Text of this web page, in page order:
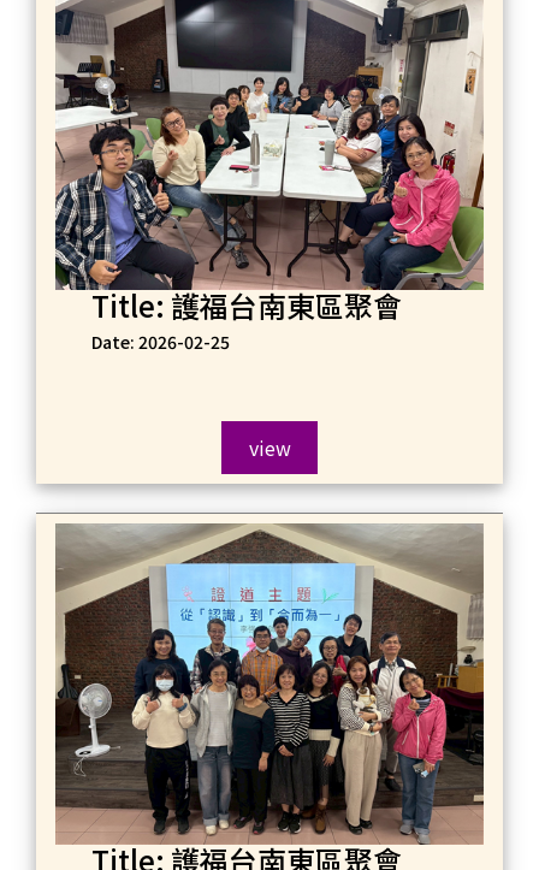
Title: 護福台南東區聚會
Date: 2026-02-25
view
Title: 護福台南東區聚會